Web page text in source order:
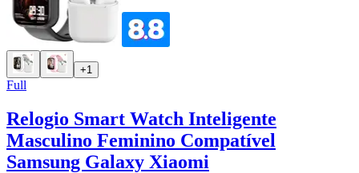
+1
Full
Relogio Smart Watch Inteligente
Masculino Feminino Compatível
Samsung Galaxy Xiaomi